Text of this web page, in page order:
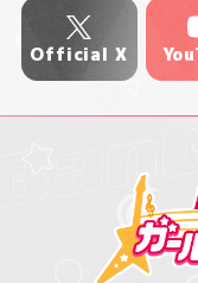
Official X